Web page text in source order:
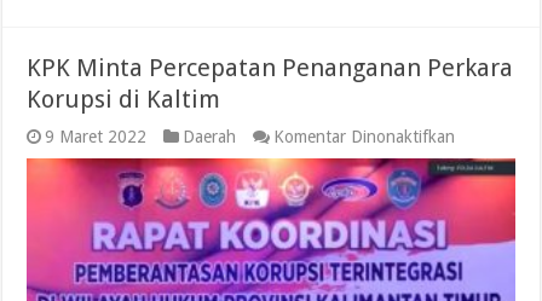
KPK Minta Percepatan Penanganan Perkara
Korupsi di Kaltim
9 Maret 2022 Daerah Komentar Dinonaktifkan
KPK
Minta
Korupsi
di
Kaltim